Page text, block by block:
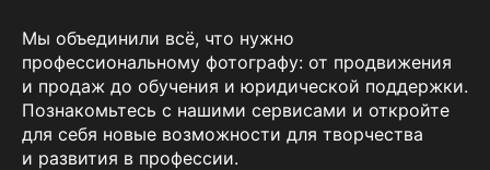
Мы объединили всё, что нужно
профессиональному фотографу: от продвижения
и продаж до обучения и юридической поддержки.
Познакомьтесь с нашими сервисами и откройте
для себя новые возможности для творчества
и развития в профессии.